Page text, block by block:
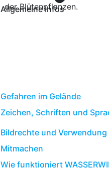
Allgemeine Infos
Gefahren im Gelände
Zeichen, Schriften und
Bildrechte und Verwendung
Mitmachen
Wie funktioniert
der Blütenpflanzen.